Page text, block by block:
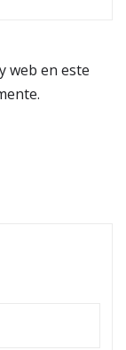
web en este